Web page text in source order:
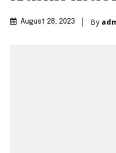
August 28, 2023 By